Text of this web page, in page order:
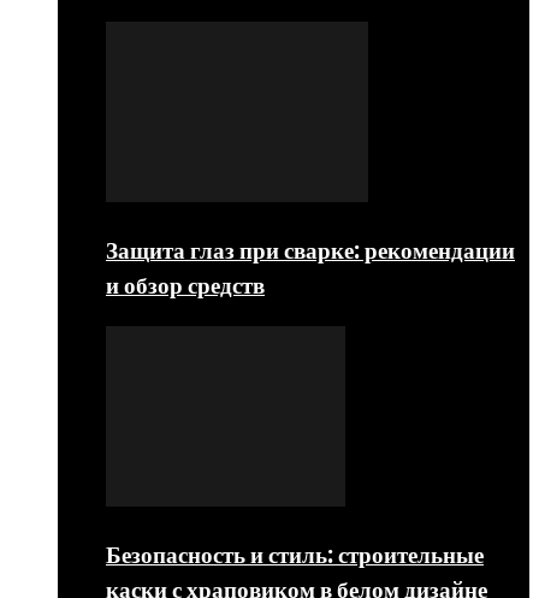
Защита глаз при сварке: рекомендации
и обзор средств
Безопасность и стиль: строительные
каски с храповиком в белом дизайне